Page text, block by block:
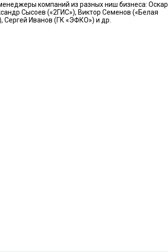
компаний из разных ниш бизнеса: Оскар
Сысоев («2ГИС»), Виктор Семенов («Белая
Сергей Иванов (ГК «ЭФКО») и др.